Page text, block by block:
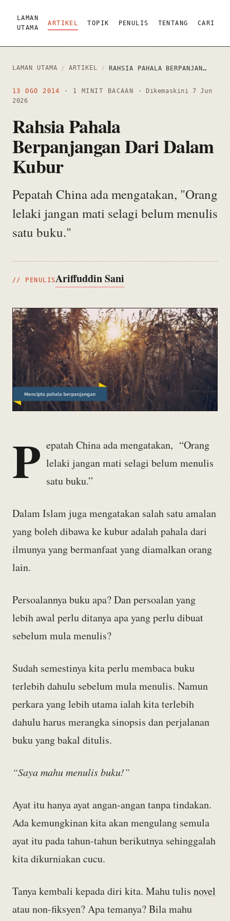
LAMAN
UTAMA
ARTIKEL TOPIK PENULIS TENTANG CARI
LAMAN UTAMA / ARTIKEL / RAHSIA PAHALA BERPANJANGAN DARI DALAM KUBUR
13 OGO 2014 · 1 MINIT BACAAN · Dikemaskini7 Jun
2026
Rahsia Pahala
Berpanjangan Dari Dalam
Kubur
Pepatah China ada mengatakan, "Orang
lelaki jangan mati selagi belum menulis
satu buku."
// PENULISAriffuddin Sani
P epatah China ada mengatakan, “Orang
lelaki jangan mati selagi belum menulis
satu buku.”
Dalam Islam juga mengatakan salah satu amalan
yang boleh dibawa ke kubur adalah pahala dari
ilmunya yang bermanfaat yang diamalkan orang
lain.
Persoalannya buku apa? Dan persoalan yang
lebih awal perlu ditanya apa yang perlu dibuat
sebelum mula menulis?
Sudah semestinya kita perlu membaca buku
terlebih dahulu sebelum mula menulis. Namun
perkara yang lebih utama ialah kita terlebih
dahulu harus merangka sinopsis dan perjalanan
buku yang bakal ditulis.
“Saya mahu menulis buku!”
Ayat itu hanya ayat angan-angan tanpa tindakan.
Ada kemungkinan kita akan mengulang semula
ayat itu pada tahun-tahun berikutnya sehinggalah
kita dikurniakan cucu.
Tanya kembali kepada diri kita. Mahu tulis novel
atau non-fiksyen? Apa temanya? Bila mahu